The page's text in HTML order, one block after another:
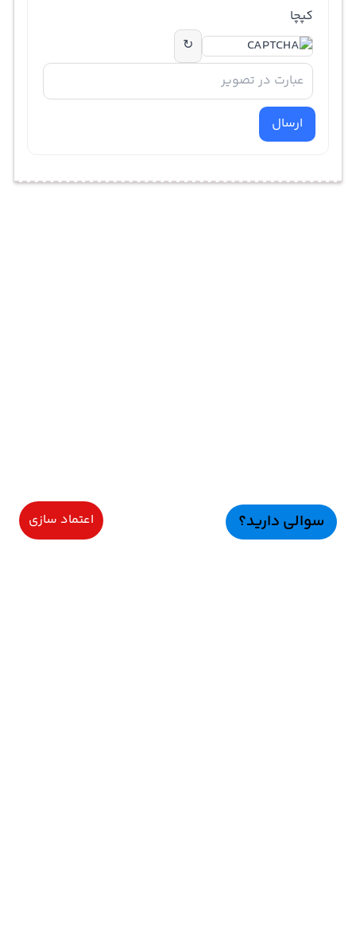
کپچا
↻
ارسال
سوالی دارید؟ اعتماد سازی